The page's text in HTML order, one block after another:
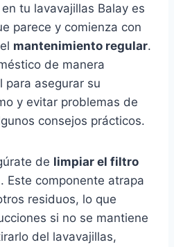
tu lavavajillas Balay es
parece y comienza con
mantenimiento regular.
de manera
para asegurar su
y evitar problemas de
consejos prácticos.
de limpiar el filtro
Este componente atrapa
residuos, lo que
si no se mantiene
del lavavajillas,